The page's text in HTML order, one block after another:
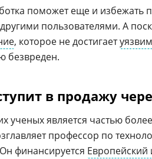
поможет еще и избежать
другими пользователями. А
, которое не достигает
безвреден.
в продажу
ученых является частью
профессор по
финансируется Европейский